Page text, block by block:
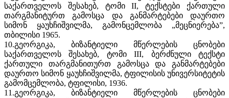
საქართველოს შესახებ, ტომი II, ტექსტები ქართული
თარგმანიტურთ გამოსცა და განმარტებები დაურთო
სიმონ ყაუხჩიშვილმა, გამონცემლობა „მეცნიერება”,
თბილისი 1965.
10.გეორგიკა, ბიზანტიელი მწერლების ცნობები
საქართველოს შესახებ, ტომი III, ბერძნული ტექსტი
ქართული თარგმანითურთ გამოსცა და განმარტებები
დაურთო სიმონ ყაუხჩიშვილმა, ტფილისის უნივერსიტეტის
გამომცემლობა, ტფილისი, 1936.
11.გეორგიკა, ბიზანტიელი მწერლების ცნობები